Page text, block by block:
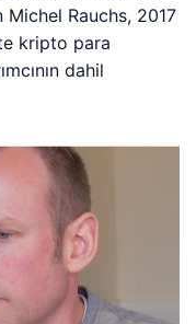
Rauchs, 2017
kripto para
dahil